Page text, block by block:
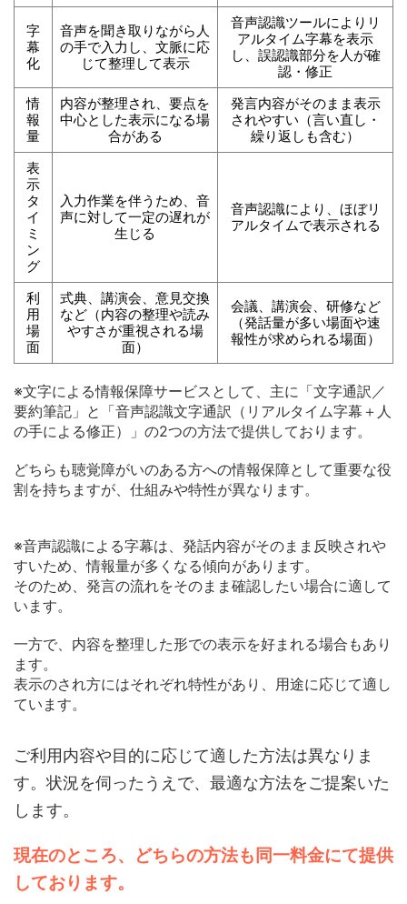
字
幕
化
音声を聞き取りながら人
の手で入力し、文脈に応
じて整理して表示
音声認識ツールによりリ
アルタイム字幕を表示
し、誤認識部分を人が確
認・修正
情
報
量
内容が整理され、要点を
中心とした表示になる場
合がある
発言内容がそのまま表示
されやすい（言い直し・
繰り返しも含む）
表
示
タ
イ
ミ
ン
グ
入力作業を伴うため、音
声に対して一定の遅れが
生じる
音声認識により、ほぼリ
アルタイムで表示される
利
用
場
面
式典、講演会、意見交換
など（内容の整理や読み
やすさが重視される場
面）
会議、講演会、研修など
（発話量が多い場面や速
報性が求められる場面）
※文字による情報保障サービスとして、主に「文字通訳／
要約筆記」と「音声認識文字通訳（リアルタイム字幕＋人
の手による修正）」の2つの方法で提供しております。
どちらも聴覚障がいのある方への情報保障として重要な役
割を持ちますが、仕組みや特性が異なります。
※音声認識による字幕は、発話内容がそのまま反映されや
すいため、情報量が多くなる傾向があります。
そのため、発言の流れをそのまま確認したい場合に適して
います。
一方で、内容を整理した形での表示を好まれる場合もあり
ます。
表示のされ方にはそれぞれ特性があり、用途に応じて適し
ています。
ご利用内容や目的に応じて適した方法は異なりま
す。状況を伺ったうえで、最適な方法をご提案いた
します。
現在のところ、どちらの方法も同一料金にて提供
しております。